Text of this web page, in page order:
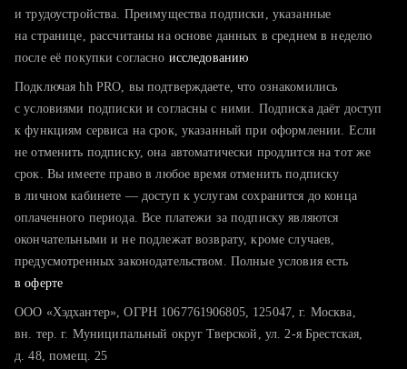
тратите много времени на поиск и вручную поднимаете
хотите сравнить себя с конкурентами и оценить шансы
и трудоустройства. Преимущества подписки, указанные
на странице, рассчитаны на основе данных в среднем в неделю
после её покупки согласно исследованию
Подключая hh PRO, вы подтверждаете, что ознакомились
с условиями подписки и согласны с ними. Подписка даёт доступ
к функциям сервиса на срок, указанный при оформлении. Если
не отменить подписку, она автоматически продлится на тот же
срок. Вы имеете право в любое время отменить подписку
в личном кабинете — доступ к услугам сохранится до конца
оплаченного периода. Все платежи за подписку являются
окончательными и не подлежат возврату, кроме случаев,
предусмотренных законодательством. Полные условия есть
в оферте
ООО «Хэдхантер», ОГРН 1067761906805, 125047, г. Москва,
вн. тер. г. Муниципальный округ Тверской, ул. 2-я Брестская,
д. 48, помещ. 25